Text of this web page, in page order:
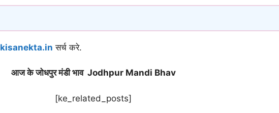
kisanekta.in सर्च करे.
आज के जोधपुर मंडी भाव Jodhpur Mandi Bhav
[ke_related_posts]